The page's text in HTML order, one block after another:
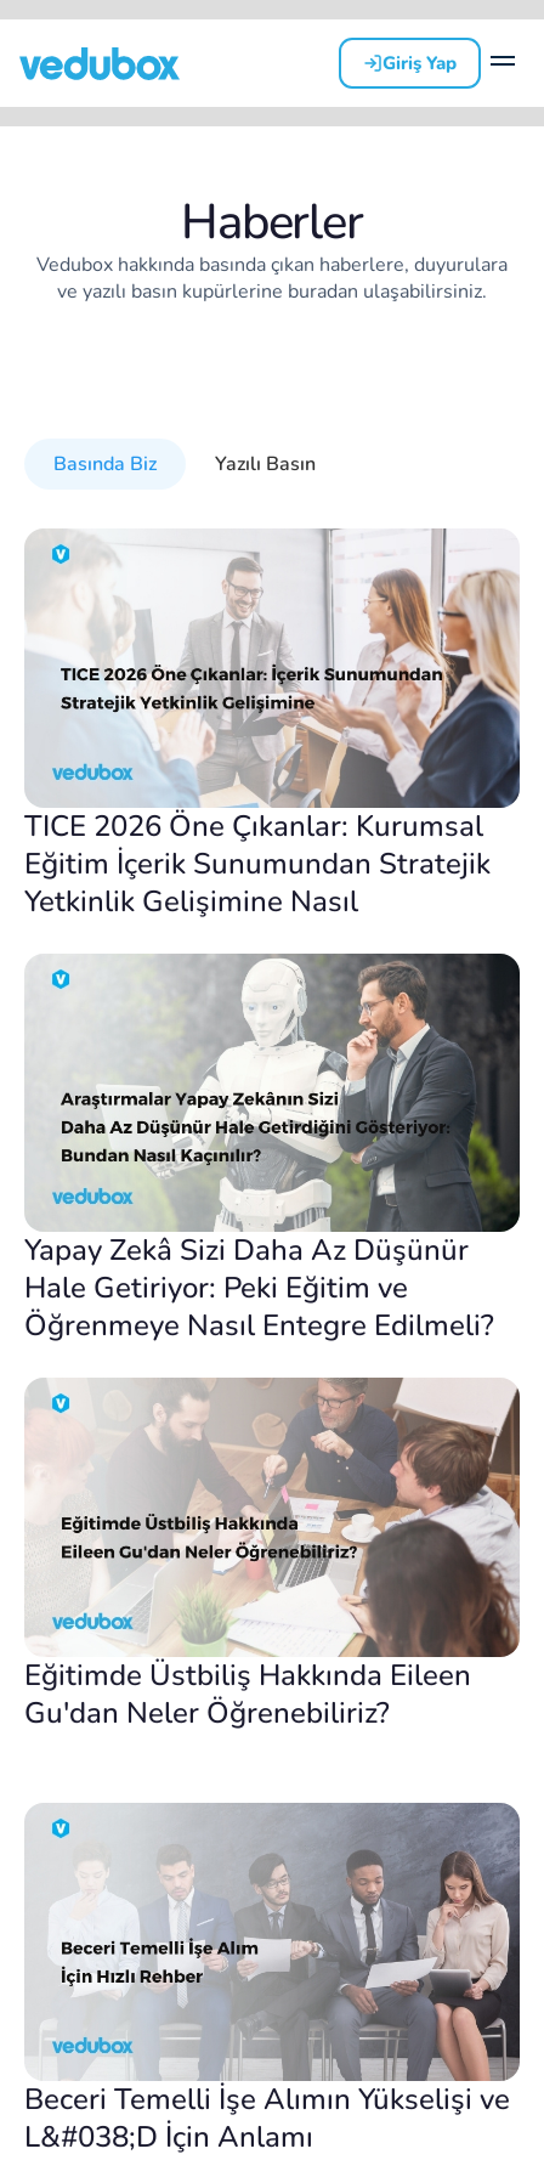
Giriş Yap
Haberler
Vedubox hakkında basında çıkan haberlere, duyurulara
ve yazılı basın kupürlerine buradan ulaşabilirsiniz.
Basında Biz Yazılı Basın
TICE 2026 Öne Çıkanlar: Kurumsal
Eğitim İçerik Sunumundan Stratejik
Yetkinlik Gelişimine Nasıl
Yapay Zekâ Sizi Daha Az Düşünür
Hale Getiriyor: Peki Eğitim ve
Öğrenmeye Nasıl Entegre Edilmeli?
Eğitimde Üstbiliş Hakkında Eileen
Gu'dan Neler Öğrenebiliriz?
Beceri Temelli İşe Alımın Yükselişi ve
L&#038;D İçin Anlamı